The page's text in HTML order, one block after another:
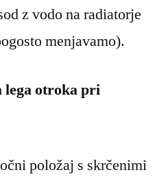
z vodo na radiatorje
menjavamo).
lega otroka pri
položaj s skrčenimi